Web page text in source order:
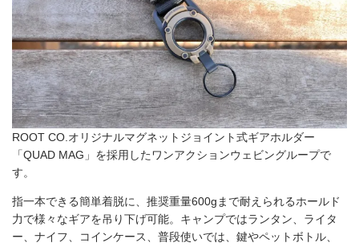
ROOT CO.オリジナルマグネットジョイント式ギアホルダー
「QUAD MAG」を採用したワンアクションウェビングループで
す。
指一本できる簡単着脱に、推奨重量600gまで耐えられるホールド
力で様々なギアを吊り下げ可能。キャンプではランタン、ライタ
ー、ナイフ、コインケース、普段使いでは、鍵やペットボトル、